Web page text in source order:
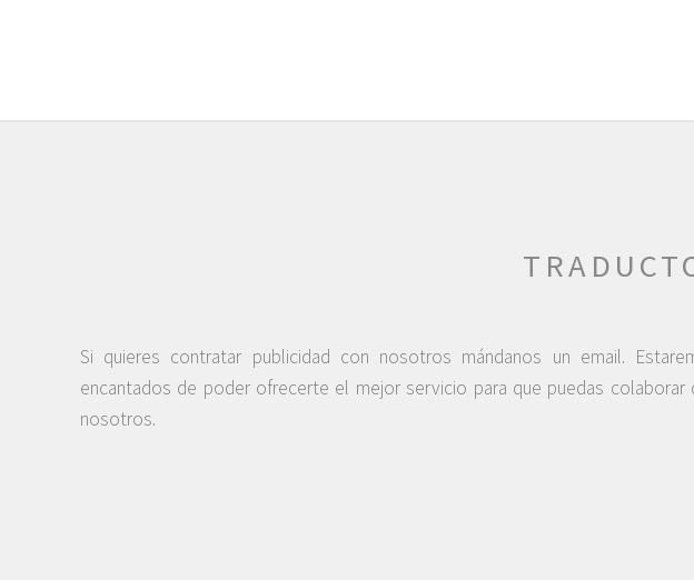
Si quieres contratar publicidad con nosotros mándanos un email.
encantados de poder ofrecerte el mejor servicio para que puedas colaborar
nosotros.